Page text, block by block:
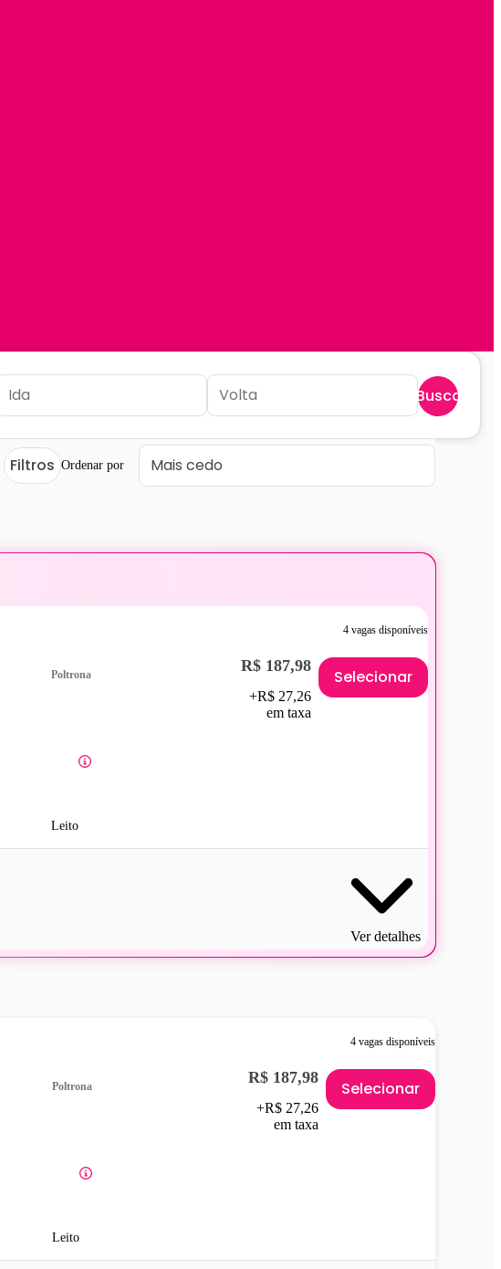
Buscar
Filtros Ordenar por
4 vagas disponíveis
Poltrona
Leito
R$ 187,98
+R$ 27,26
em taxa
Selecionar
Ver detalhes
4 vagas disponíveis
Poltrona
Leito
R$ 187,98
+R$ 27,26
em taxa
Selecionar